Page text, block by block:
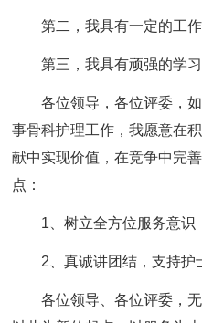
第二，我具有一定的工
第三，我具有顽强的学
各位领导，各位评委，
事骨科护理工作，我愿意在
献中实现价值，在竞争中完
点：
1、树立全方位服务意识
2、真诚讲团结，支持护
各位领导、各位评委，